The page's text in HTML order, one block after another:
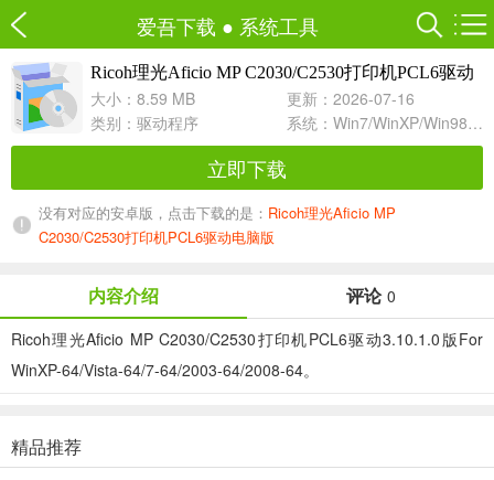
爱吾下载 ● 系统工具
Ricoh理光Aficio MP C2030/C2530打印机PCL6驱动
3.10.1.0 For WinXP-64/Vista-64/7-64/2003-64
大小：8.59 MB
更新：2026-07-16
类别： 驱动程序 系统：Win7/WinXP/Win98/Win8/Win10兼容软件
立即下载
没有对应的安卓版，点击下载的是： Ricoh理光Aficio MP
C2030/C2530打印机PCL6驱动电脑版
内容介绍 评论 0
Ricoh理光Aficio MP C2030/C2530打印机PCL6驱动3.10.1.0版For
WinXP-64/Vista-64/7-64/2003-64/2008-64。
精品推荐